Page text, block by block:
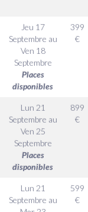
Jeu 17
Septembre au
Ven 18
Septembre
Places
disponibles
399
€
Lun 21
Septembre au
Ven 25
Septembre
Places
disponibles
899
€
Lun 21
Septembre au
599
€